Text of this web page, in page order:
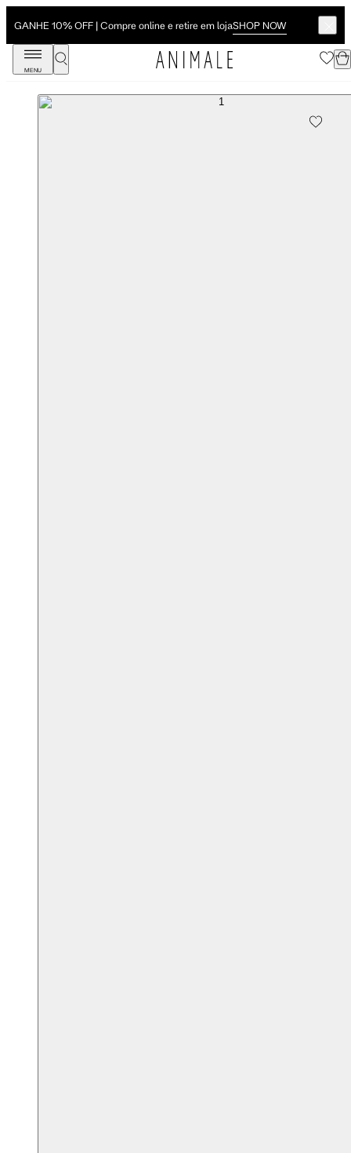
GANHE 10% OFF | Compre online e retire em lojaSHOP NOW
MENU